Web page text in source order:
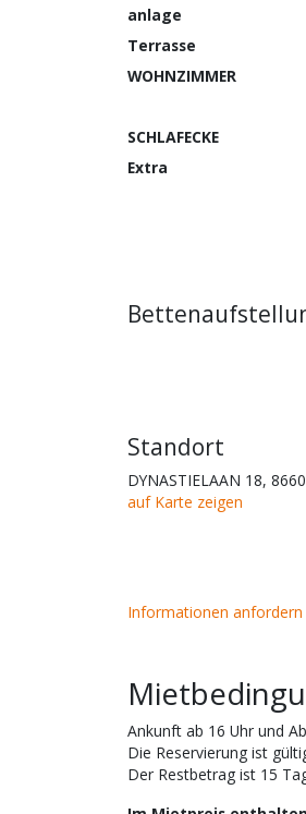
anlage
Terrasse
WOHNZIMMER
SCHLAFECKE
Extra
Standort
DYNASTIELAAN 18,
auf Karte zeigen
Informationen anfordern
Ankunft ab 16 Uhr und
Die Reservierung ist
Der Restbetrag ist 15